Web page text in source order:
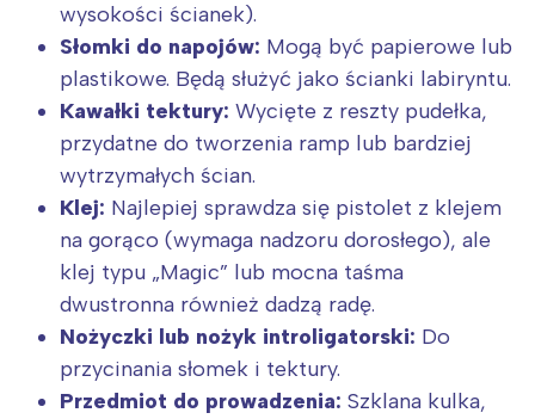
wysokości ścianek).
Słomki do napojów: Mogą być papierowe lub
plastikowe. Będą służyć jako ścianki labiryntu.
Kawałki tektury: Wycięte z reszty pudełka,
przydatne do tworzenia ramp lub bardziej
wytrzymałych ścian.
Klej: Najlepiej sprawdza się pistolet z klejem
na gorąco (wymaga nadzoru dorosłego), ale
klej typu „Magic” lub mocna taśma
dwustronna również dadzą radę.
Nożyczki lub nożyk introligatorski: Do
przycinania słomek i tektury.
Przedmiot do prowadzenia: Szklana kulka,